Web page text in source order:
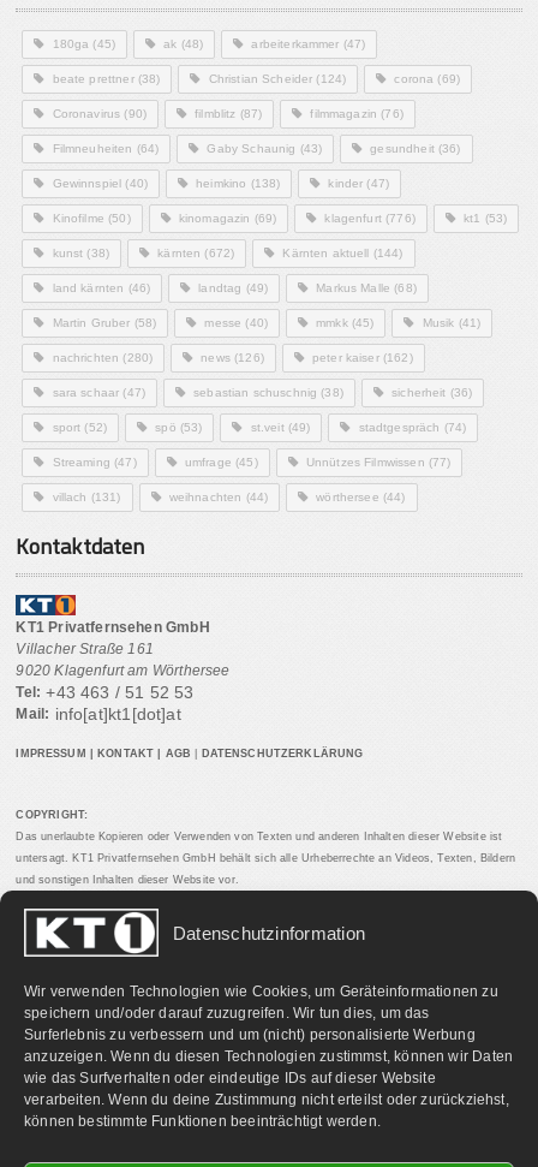
Datenschutzinformation
Wir verwenden Technologien wie Cookies, um Geräteinformationen zu
speichern und/oder darauf zuzugreifen. Wir tun dies, um das
Surferlebnis zu verbessern und um (nicht) personalisierte Werbung
anzuzeigen. Wenn du diesen Technologien zustimmst, können wir Daten
wie das Surfverhalten oder eindeutige IDs auf dieser Website
verarbeiten. Wenn du deine Zustimmung nicht erteilst oder zurückziehst,
können bestimmte Funktionen beeinträchtigt werden.
180ga (45) ak (48) arbeiterkammer (47)
beate prettner(38) Christian Scheider (124) corona (69)
Coronavirus (90) filmblitz (87) filmmagazin (76)
Filmneuheiten (64) Gaby Schaunig (43) gesundheit(36)
Gewinnspiel (40) heimkino (138) kinder (47)
Kinofilme (50) kinomagazin (69) klagenfurt(776) kt1 (53)
kunst (38) kärnten (672) Kärnten aktuell (144)
land kärnten (46) landtag (49) Markus Malle (68)
Martin Gruber (58) messe (40) mmkk(45) Musik (41)
nachrichten (280) news(126) peter kaiser(162)
sara schaar (47) sebastian schuschnig (38) sicherheit (36)
sport (52) spö (53) st.veit(49) stadtgespräch (74)
Streaming (47) umfrage (45) Unnützes Filmwissen (77)
villach (131) weihnachten (44) wörthersee (44)
Kontaktdaten
KT1 Privatfernsehen GmbH
Villacher Straße 161
9020 Klagenfurt am Wörthersee
Tel: +43 463 / 51 52 53
Mail: info[at]kt1[dot]at
IMPRESSUM KONTAKT AGB DATENSCHUTZERKLÄRUNG
COPYRIGHT:
Das unerlaubte Kopieren oder Verwenden von Texten und anderen Inhalten dieser Website ist
untersagt. KT1 Privatfernsehen GmbH behält sich alle Urheberrechte an Videos, Texten, Bildern
und sonstigen Inhalten dieser Website vor.
PARTNERLINKS: